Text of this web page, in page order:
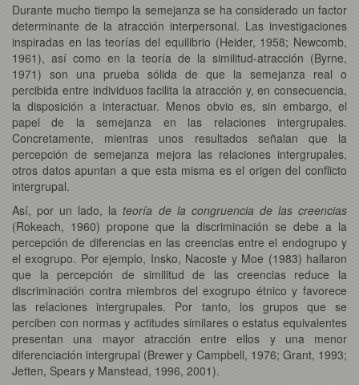
Durante mucho tiempo la semejanza se ha considerado un factor
determinante de la atracción interpersonal. Las investigaciones
inspiradas en las teorías del equilibrio (Heider, 1958; Newcomb,
1961), así como en la teoría de la similitud-atracción (Byrne,
1971) son una prueba sólida de que la semejanza real o
percibida entre individuos facilita la atracción y, en consecuencia,
la disposición a interactuar. Menos obvio es, sin embargo, el
papel de la semejanza en las relaciones intergrupales.
Concretamente, mientras unos resultados señalan que la
percepción de semejanza mejora las relaciones intergrupales,
otros datos apuntan a que esta misma es el origen del conflicto
intergrupal.
Así, por un lado, lateoría de la congruencia de las creencias
(Rokeach, 1960) propone que la discriminación se debe a la
percepción de diferencias en las creencias entre el endogrupo y
el exogrupo. Por ejemplo, Insko, Nacoste y Moe (1983) hallaron
que la percepción de similitud de las creencias reduce la
discriminación contra miembros del exogrupo étnico y favorece
las relaciones intergrupales. Por tanto, los grupos que se
perciben con normas y actitudes similares o estatus equivalentes
presentan una mayor atracción entre ellos y una menor
diferenciación intergrupal (Brewer y Campbell, 1976; Grant, 1993;
Jetten, Spears y Manstead, 1996, 2001).